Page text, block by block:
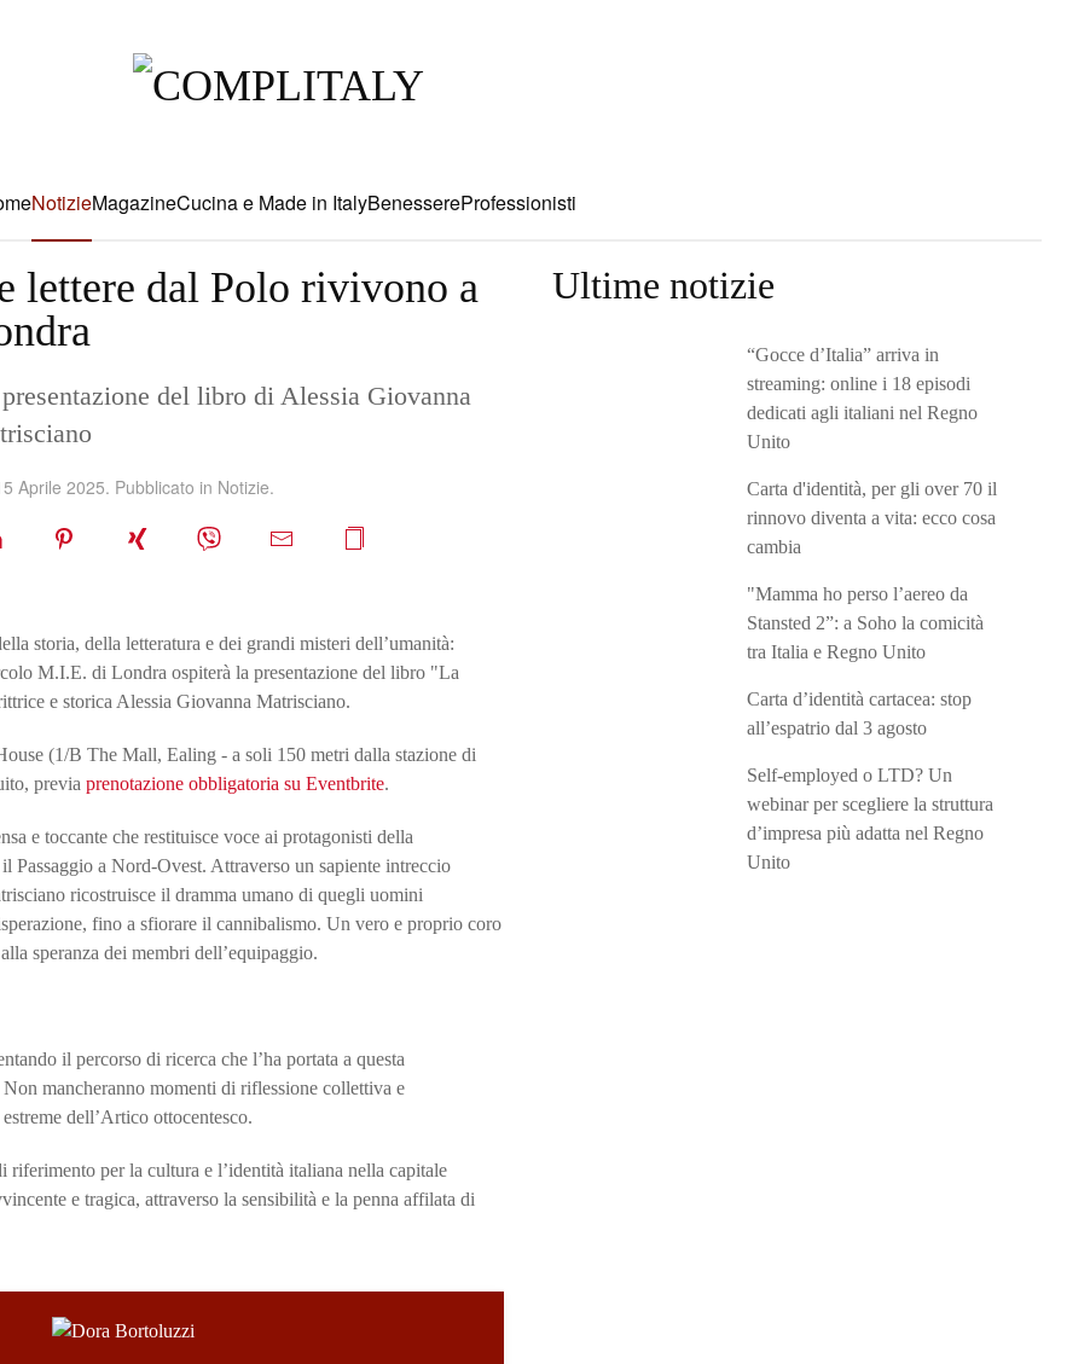
NotizieMagazineCucina e Made in ItalyBenessereProfessionisti
lettere dal Polo rivivono a
del libro di Alessia Giovanna
Aprile 2025. Pubblicato in Notizie.
storia, della letteratura e dei grandi misteri dell’umanità:
M.I.E. di Londra ospiterà la presentazione del libro "La
e storica Alessia Giovanna Matrisciano.
(1/B The Mall, Ealing - a soli 150 metri dalla stazione di
previa prenotazione obbligatoria su Eventbrite.
e toccante che restituisce voce ai protagonisti della
Passaggio a Nord-Ovest. Attraverso un sapiente intreccio
ricostruisce il dramma umano di quegli uomini
fino a sfiorare il cannibalismo. Un vero e proprio coro
speranza dei membri dell’equipaggio.
il percorso di ricerca che l’ha portata a questa
mancheranno momenti di riflessione collettiva e
dell’Artico ottocentesco.
per la cultura e l’identità italiana nella capitale
e tragica, attraverso la sensibilità e la penna affilata di
Ultime notizie
“Gocce d’Italia” arriva in
streaming: online i 18 episodi
dedicati agli italiani nel Regno
Unito
Carta d'identità, per gli over 70 il
rinnovo diventa a vita: ecco cosa
cambia
"Mamma ho perso l’aereo da
Stansted 2”: a Soho la comicità
tra Italia e Regno Unito
Carta d’identità cartacea: stop
all’espatrio dal 3 agosto
Self-employed o LTD? Un
webinar per scegliere la struttura
d’impresa più adatta nel Regno
Unito